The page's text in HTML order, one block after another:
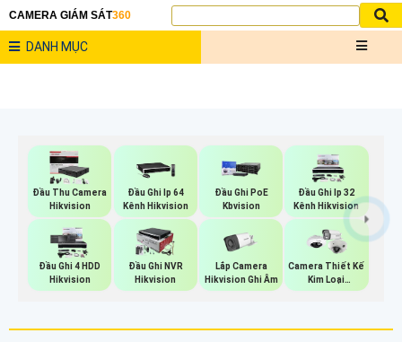
CAMERA GIÁM SÁT360
DANH MỤC
Đầu Thu Camera
Hikvision
Đầu Ghi Ip 64
Kênh Hikvision
Đầu Ghi PoE
Kbvision
Đầu Ghi Ip 32
Kênh Hikvision
Đầu Ghi 4 HDD
Hikvision
Đầu Ghi NVR
Hikvision
Lắp Camera
Hikvision Ghi Âm
Camera Thiết Kế
Kim Loại
Hikvision